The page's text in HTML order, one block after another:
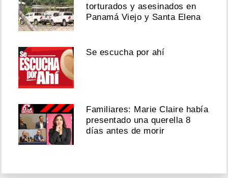
torturados y asesinados en
Panamá Viejo y Santa Elena
Se escucha por ahí
Familiares: Marie Claire había
presentado una querella 8
días antes de morir